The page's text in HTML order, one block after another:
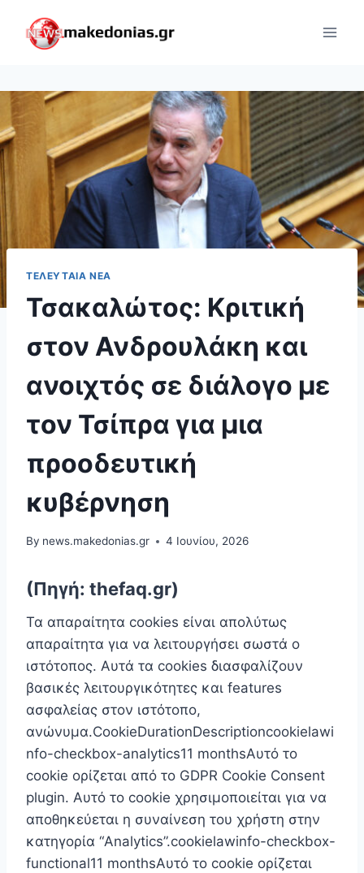
content
ΤΕΛΕΥΤΑΊΑ ΝΈΑ
Τσακαλώτος: Κριτική
στον Ανδρουλάκη και
ανοιχτός σε διάλογο με
τον Τσίπρα για μια
προοδευτική
κυβέρνηση
By news.makedonias.gr 4 Ιουνίου, 2026
(Πηγή: thefaq.gr)
Τα απαραίτητα cookies είναι απoλύτως
απαραίτητα για να λειτουργήσει σωστά ο
ιστότοπος. Αυτά τα cookies διασφαλίζουν
βασικές λειτουργικότητες και features
ασφαλείας στον ιστότοπο,
ανώνυμα.CookieDurationDescriptioncookielawi
nfo-checkbox-analytics11 monthsΑυτό το
cookie ορίζεται από το GDPR Cookie Consent
plugin. Αυτό το cookie χρησιμοποιείται για να
αποθηκεύεται η συναίνεση του χρήστη στην
κατηγορία “Analytics”.cookielawinfo-checkbox-
functional11 monthsΑυτό το cookie ορίζεται